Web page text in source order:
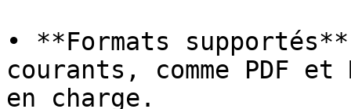
• **Formats
courants, comme PDF
en charge.